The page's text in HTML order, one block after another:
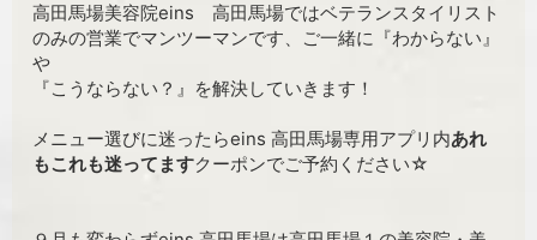
高田馬場美容院eins 高田馬場ではベテランスタイリスト
のみの営業でマンツーマンです、ご一緒に『わからない』
や
『こうならない？』を解決していきます！
メニュー選びに迷ったらeins 高田馬場専用アプリ内あれ
もこれも迷ってますクーポンでご予約ください☆